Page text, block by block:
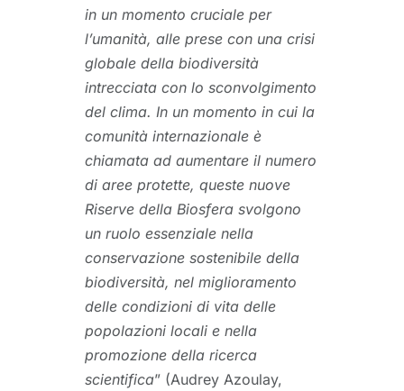
in un momento cruciale per
l’umanità, alle prese con una crisi
globale della biodiversità
intrecciata con lo sconvolgimento
del clima. In un momento in cui la
comunità internazionale è
chiamata ad aumentare il numero
di aree protette, queste nuove
Riserve della Biosfera svolgono
un ruolo essenziale nella
conservazione sostenibile della
biodiversità, nel miglioramento
delle condizioni di vita delle
popolazioni locali e nella
promozione della ricerca
scientifica” (Audrey Azoulay,